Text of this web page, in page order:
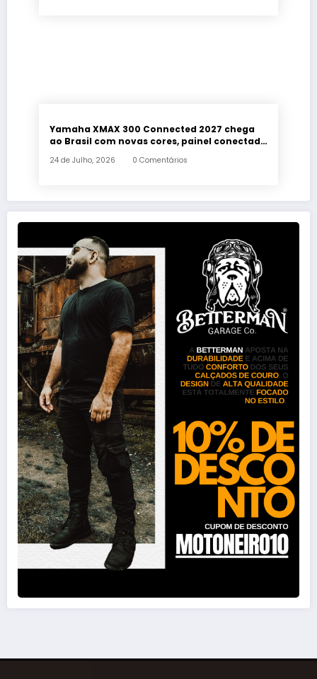
Yamaha XMAX 300 Connected 2027 chega
ao Brasil com novas cores, painel conectado
24 de Julho, 2026 0 Comentários